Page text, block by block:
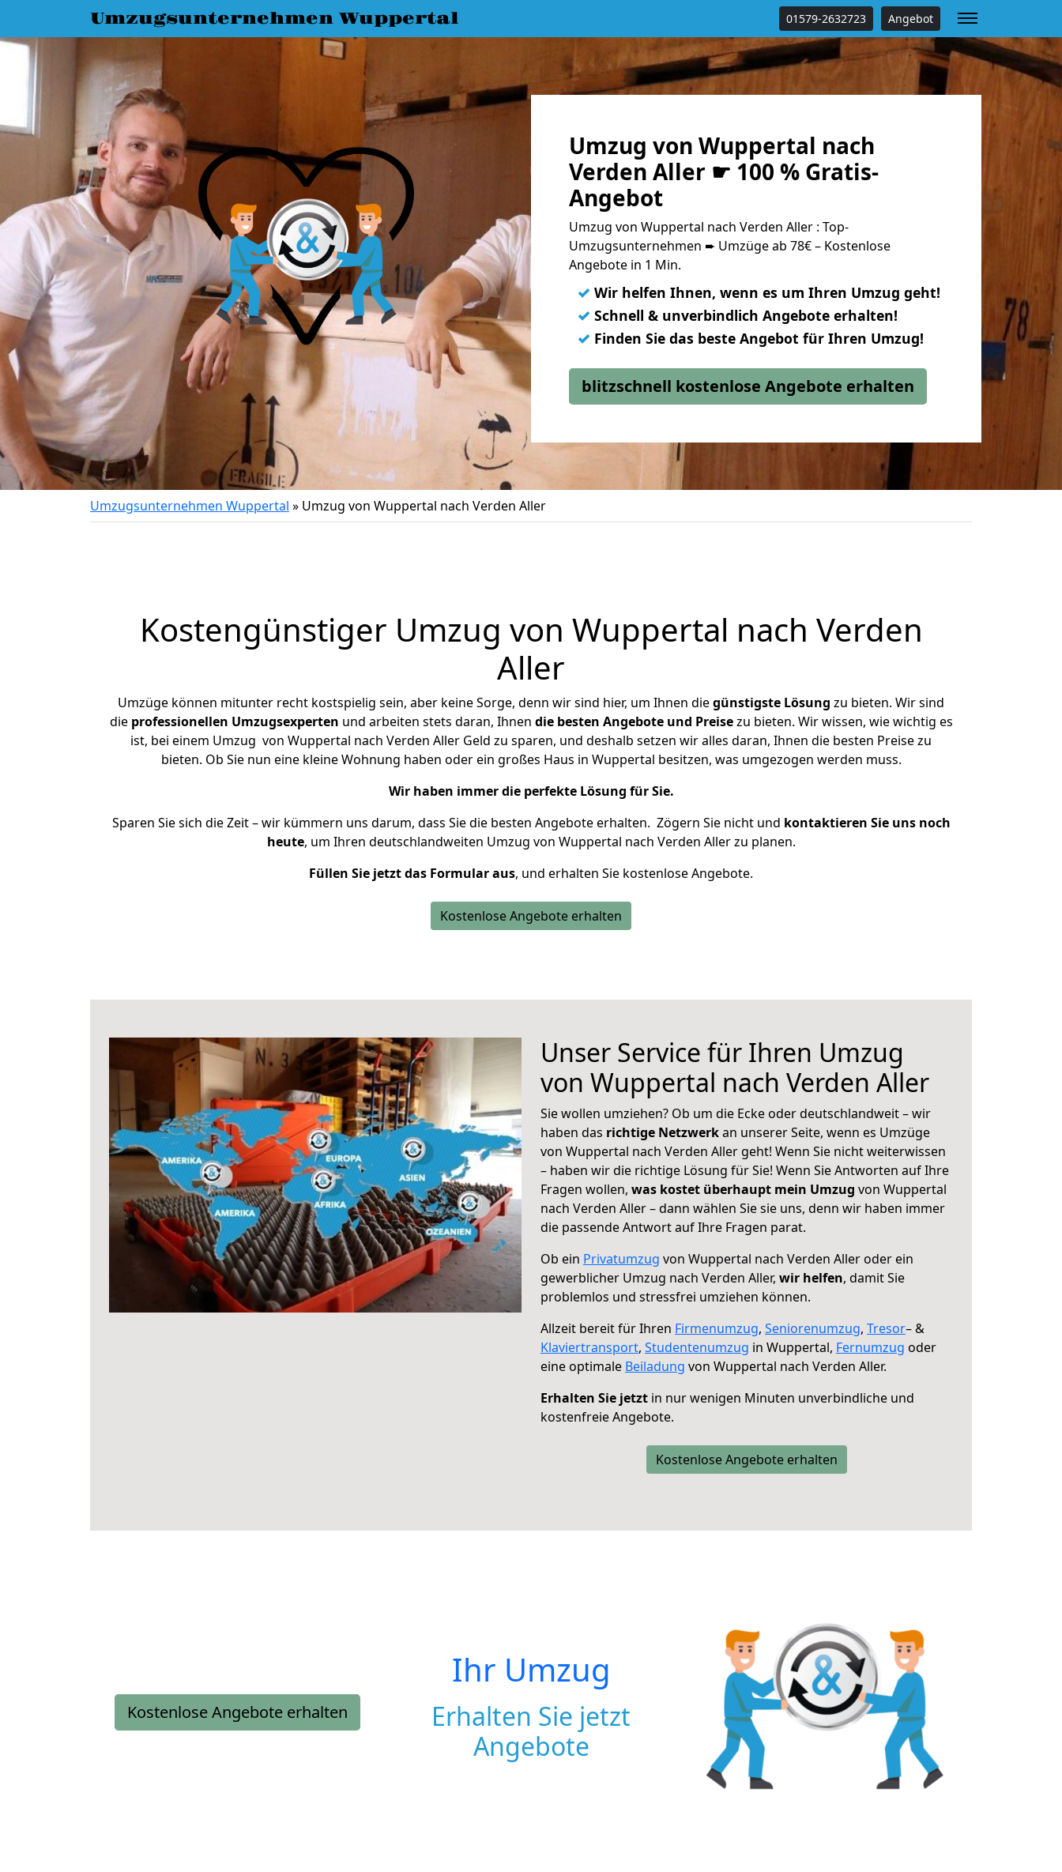
Umzugsunternehmen Wuppertal 01579-2632723 Angebot
Umzug von Wuppertal nach
Verden Aller ☛ 100 % Gratis-
Angebot
Umzug von Wuppertal nach Verden Aller : Top-
Umzugsunternehmen ➨ Umzüge ab 78€ – Kostenlose
Angebote in 1 Min.
✓ Wir helfen Ihnen, wenn es um Ihren Umzug geht!
✓ Schnell & unverbindlich Angebote erhalten!
✓ Finden Sie das beste Angebot für Ihren Umzug!
blitzschnell kostenlose Angebote erhalten
Umzugsunternehmen Wuppertal » Umzug von Wuppertal nach Verden Aller
Kostengünstiger Umzug von Wuppertal nach Verden
Aller
Umzüge können mitunter recht kostspielig sein, aber keine Sorge, denn wir sind hier, um Ihnen diegünstigste Lösung zu bieten. Wir sind
die professionellen Umzugsexperten und arbeiten stets daran, Ihnen die besten Angebote und Preisezu bieten. Wir wissen, wie wichtig es
ist, bei einem Umzug von Wuppertal nach Verden Aller Geld zu sparen, und deshalb setzen wir alles daran, Ihnen die besten Preise zu
bieten. Ob Sie nun eine kleine Wohnung haben oder ein großes Haus in Wuppertal besitzen, was umgezogen werden muss.
Wir haben immer die perfekte Lösung für Sie.
Sparen Sie sich die Zeit – wir kümmern uns darum, dass Sie die besten Angebote erhalten. Zögern Sie nicht und kontaktieren Sie uns noch
heute, um Ihren deutschlandweiten Umzug von Wuppertal nach Verden Aller zu planen.
Füllen Sie jetzt das Formular aus, und erhalten Sie kostenlose Angebote.
Kostenlose Angebote erhalten
Unser Service für Ihren Umzug
von Wuppertal nach Verden Aller
Sie wollen umziehen? Ob um die Ecke oder deutschlandweit – wir
haben das richtige Netzwerkan unserer Seite, wenn es Umzüge
von Wuppertal nach Verden Aller geht! Wenn Sie nicht weiterwissen
– haben wir die richtige Lösung für Sie! Wenn Sie Antworten auf Ihre
Fragen wollen, was kostet überhaupt mein Umzug von Wuppertal
nach Verden Aller – dann wählen Sie sie uns, denn wir haben immer
die passende Antwort auf Ihre Fragen parat.
Ob ein Privatumzug von Wuppertal nach Verden Aller oder ein
gewerblicher Umzug nach Verden Aller, wir helfen, damit Sie
problemlos und stressfrei umziehen können.
Allzeit bereit für Ihren Firmenumzug, Seniorenumzug, Tresor– &
Klaviertransport, Studentenumzug in Wuppertal, Fernumzug oder
eine optimale Beiladung von Wuppertal nach Verden Aller.
Erhalten Sie jetzt in nur wenigen Minuten unverbindliche und
kostenfreie Angebote.
Kostenlose Angebote erhalten
Kostenlose Angebote erhalten
Ihr Umzug
Erhalten Sie jetzt
Angebote